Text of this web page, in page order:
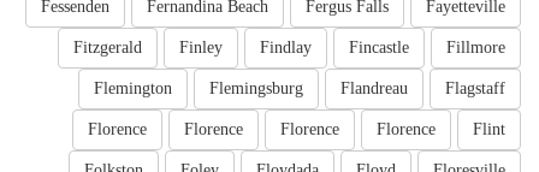
Fayetteville
Fergus Falls
Fernandina Beach
Fessenden
Fillmore
Fincastle
Findlay
Finley
Fitzgerald
Flagstaff
Flandreau
Flemingsburg
Flemington
Flint
Florence
Florence
Florence
Florence